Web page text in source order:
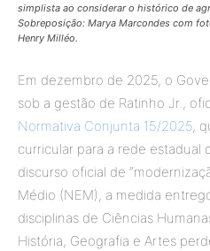
simplista ao considerar o histórico de
Sobreposição: Marya Marcondes com
Henry Milléo.
Em dezembro de 2025, o
sob a gestão de Ratinho Jr.,
Normativa Conjunta 15/2025,
curricular para a rede estadual
discurso oficial de
Médio (NEM), a medida
disciplinas de Ciências
História, Geografia e Artes